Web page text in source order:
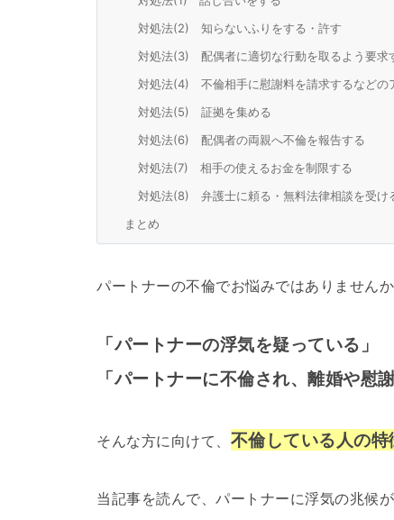
対処法(2) 知らないふりをする・許す
対処法(3) 配偶者に適切な行動を取るよう要求
対処法(4) 不倫相手に慰謝料を請求するなどの
対処法(5) 証拠を集める
対処法(6) 配偶者の両親へ不倫を報告する
対処法(7) 相手の使えるお金を制限する
対処法(8) 弁護士に頼る・無料法律相談を受け
まとめ
パートナーの不倫でお悩みではありませんか
「パートナーの浮気を疑っている」
「パートナーに不倫され、離婚や慰
そんな方に向けて、 不倫している人の特
当記事を読んで、パートナーに浮気の兆候